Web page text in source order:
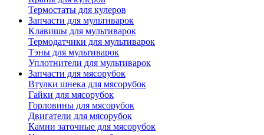
Термостаты для кулеров
Запчасти для мультиварок
Клавишы для мультиварок
Термодатчики для мультиварок
Тэны для мультиварок
Уплотнители для мультиварок
Запчасти для мясорубок
Втулки шнека для мясорубок
Гайки для мясорубок
Горловины для мясорубок
Двигатели для мясорубок
Камни заточные для мясорубок